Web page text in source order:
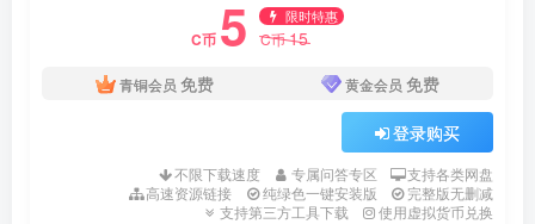
C币 5 限时特惠
C币15
青铜会员 免费 黄金会员 免费
登录购买
不限下载速度 专属问答专区
支持各类网盘
高速资源链接
纯绿色一键安装版
完整版无删减
支持第三方工具下载
使用虚拟货币兑换